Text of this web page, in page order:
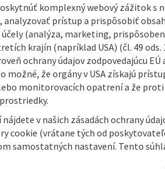
komplexný webový zážitok s
analyzovať prístup a prispôsobiť
(analýza, marketing,
krajín (napríklad USA) (čl. 49 ods.
ochrany údajov zodpovedajúcu
možné, že orgány v USA získajú
monitorovacích opatrení a že proti
v našich zásadách ochrany
cookie (vrátane tých od
samostatných nastavení. Tento